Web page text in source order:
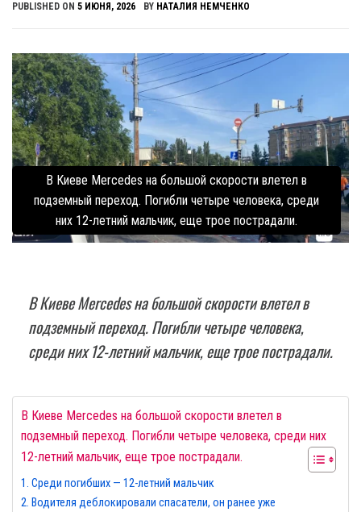
PUBLISHED ON 5 ИЮНЯ, 2026 BY НАТАЛИЯ НЕМЧЕНКО
В Киеве Mercedes на большой скорости влетел в
подземный переход. Погибли четыре человека, среди
них 12-летний мальчик, еще трое пострадали.
В Киеве Mercedes на большой скорости влетел в
подземный переход. Погибли четыре человека,
среди них 12-летний мальчик, еще трое пострадали.
В Киеве Mercedes на большой скорости влетел в
подземный переход. Погибли четыре человека, среди них
12-летний мальчик, еще трое пострадали.
Среди погибших — 12-летний мальчик
Водителя деблокировали спасатели, он ранее уже